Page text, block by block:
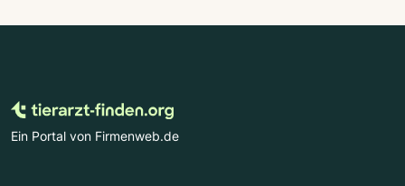
Ein Portal von Firmenweb.de